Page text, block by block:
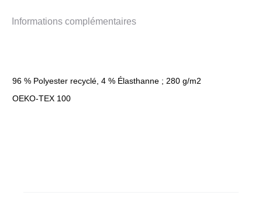
Informations complémentaires
96 % Polyester recyclé, 4 % Élasthanne ; 280 g/m2
OEKO-TEX 100